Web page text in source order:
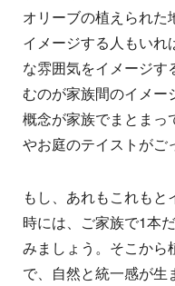
オリーブの植えられた
イメージする人もい
な雰囲気をイメージす
むのが家族間のイメー
概念が家族でまとまっ
やお庭のテイストがご
もし、あれもこれも
時には、ご家族で1本
みましょう。そこから
で、自然と統一感が生